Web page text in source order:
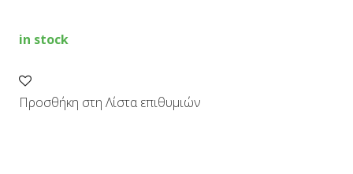
quantity
in stock
Προσθήκη στη Λίστα επιθυμιών